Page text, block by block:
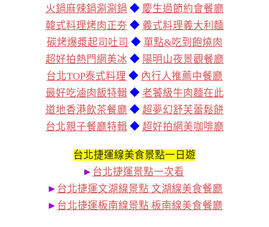
火鍋麻辣鍋涮涮鍋 ◆ 慶生過節約會餐廳
韓式料理烤肉正夯 ◆ 義式料理義大利麵
碳烤爆漿起司吐司 ◆ 單點&吃到飽燒肉
超好拍熱門網美冰 ◆ 陽明山夜景觀餐廳
台北TOP泰式料理 ◆ 內行人推薦中餐廳
最好吃滷肉飯特輯 ◆ 老饕級牛肉麵在此
道地香港飲茶餐廳 ◆ 超夢幻舒芙蕾鬆餅
台北親子餐廳特輯 ◆ 超好拍網美咖啡廳
台北捷運線美食景點一日遊
► 台北捷運景點一次看
► 台北捷運文湖線景點 文湖線美食餐廳
► 台北捷運板南線景點 板南線美食餐廳